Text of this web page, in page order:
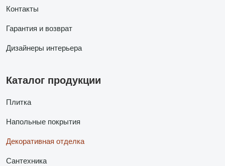
Контакты
Гарантия и возврат
Дизайнеры интерьера
Каталог продукции
Плитка
Напольные покрытия
Декоративная отделка
Сантехника